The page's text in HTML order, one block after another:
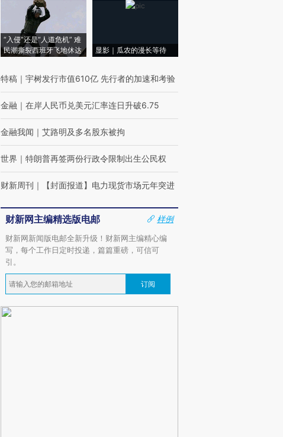
“入侵”还是“人道危机” 难
民潮撕裂西班牙飞地休达
显影｜瓜农的漫长等待
特稿 ｜ 宇树发行市值610亿 先行者的加速和考验
金融 ｜ 在岸人民币兑美元汇率连日升破6.75
金融我闻 ｜ 艾路明及多名股东被拘
世界 ｜ 特朗普再签两份行政令限制出生公民权
财新周刊 ｜ 【封面报道】电力现货市场元年突进
财新网主编精选版电邮
样例
财新网新闻版电邮全新升级！财新网主编精心编
写，每个工作日定时投递，篇篇重磅，可信可
引。
订阅